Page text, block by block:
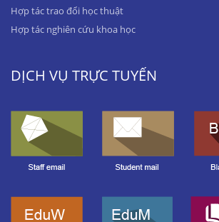
Hợp tác trao đổi học thuật
Hợp tác nghiên cứu khoa học
DỊCH VỤ TRỰC TUYẾN